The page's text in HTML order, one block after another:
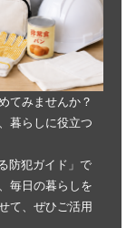
てみませんか？
暮らしに役立つ
防犯ガイド」で
毎日の暮らしを
て、ぜひご活用